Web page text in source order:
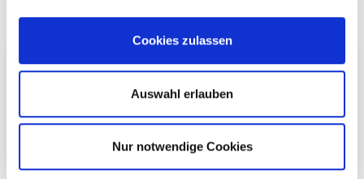
Cookies zulassen
Auswahl erlauben
Nur notwendige Cookies